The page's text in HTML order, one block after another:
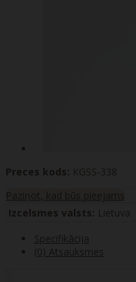
Preces kods: KGSS-338
Paziņot, kad būs pieejams
Izcelsmes valsts: Lietuva
Specifikācija
(0) Atsauksmes